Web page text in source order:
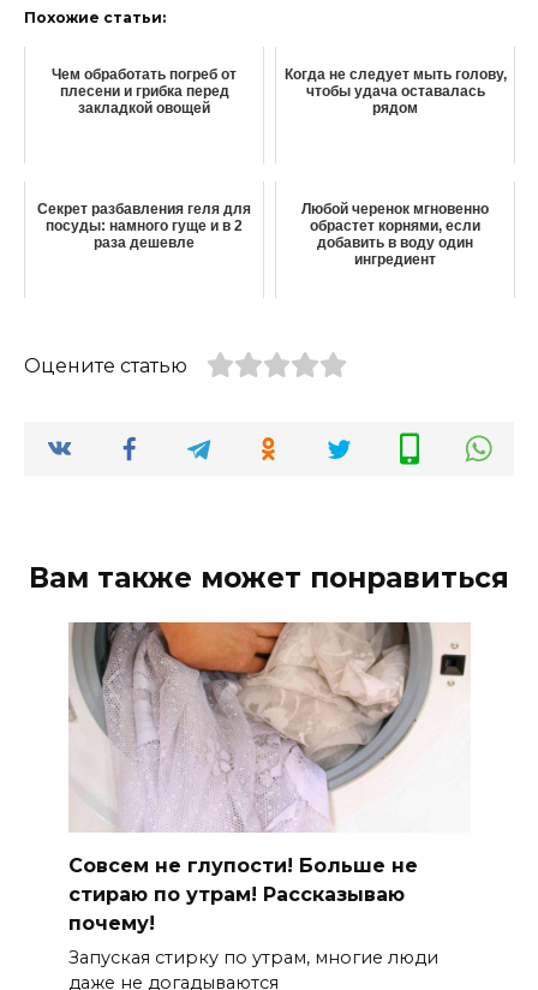
Похожие статьи:
Чем обработать погреб от
плесени и грибка перед
закладкой овощей
Когда не следует мыть голову,
чтобы удача оставалась
рядом
Секрет разбавления геля для
посуды: намного гуще и в 2
раза дешевле
Любой черенок мгновенно
обрастет корнями, если
добавить в воду один
ингредиент
Оцените статью
Вам также может понравиться
Совсем не глупости! Больше не
стираю по утрам! Рассказываю
почему!
Запуская стирку по утрам, многие люди
даже не догадываются